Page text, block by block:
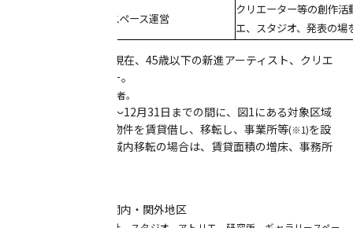
スペース運営
クリエーター等の創作
エ、スタジオ、発表の場
2. 平成30年4月1日現在、45歳以下の新進アーティスト、クリエ
ーター、ディレクター。
※団体申請の場合、代表者。
3. 平成30年1月1日～12月31日までの間に、図1にある対象区域
内にある既存の民間物件を賃貸借し、移転し、事業所等(※1)を設
置すること。対象区域内移転の場合は、賃貸面積の増床、事務所
【図1】 対象区域：関内・関外地区